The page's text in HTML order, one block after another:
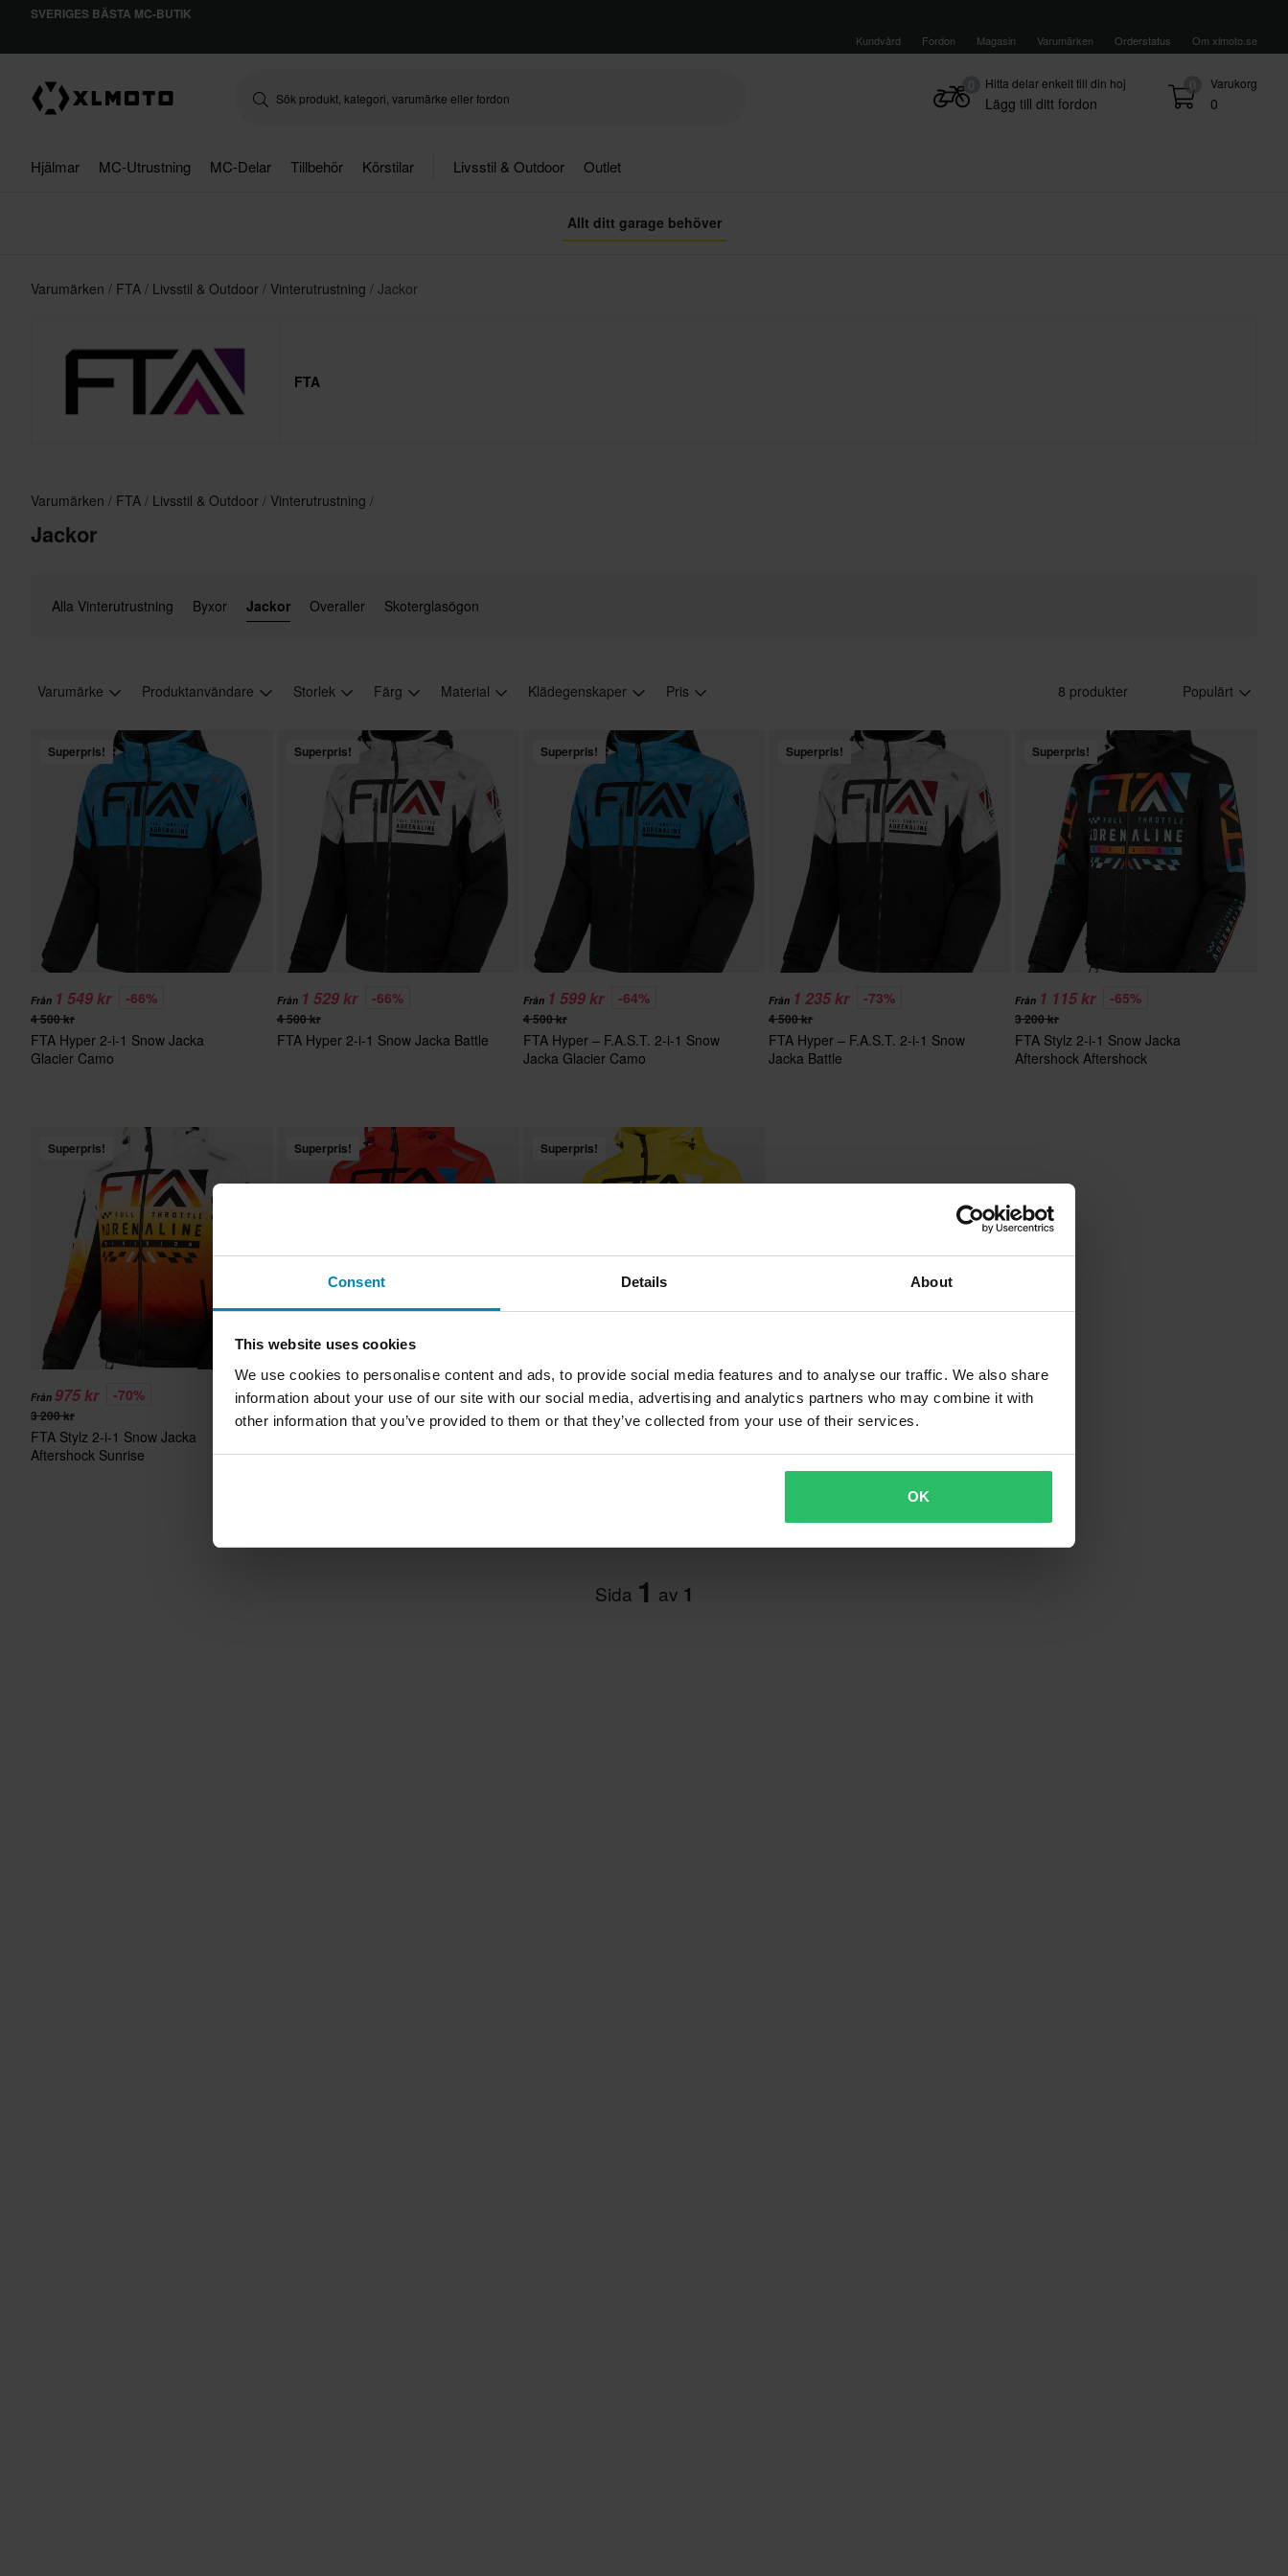
Consent Details About
This website uses cookies
We use cookies to personalise content and ads, to provide social media features and to analyse our traffic. We also share
information about your use of our site with our social media, advertising and analytics partners who may combine it with
other information that you’ve provided to them or that they’ve collected from your use of their services.
OK
SVERIGES BÄSTA MC-BUTIK
Kundvård Fordon Magasin Varumärken Orderstatus Om xlmoto.se
0 Varukorg
0
Hitta delar enkelt till din hoj
Lägg till ditt fordon
Hjälmar MC-Utrustning MC-Delar Tillbehör Körstilar Livsstil & Outdoor Outlet
Allt ditt garage behöver
Varumärken FTA Livsstil & Outdoor Vinterutrustning Jackor
FTA
Varumärken FTA Livsstil & Outdoor Vinterutrustning
Jackor
Alla Vinterutrustning Byxor Jackor Overaller Skoterglasögon
Varumärke Produktanvändare Storlek Färg Material Klädegenskaper Pris 8 produkter Populärt
Superpris!
Från 1 549 kr -66%
4 500 kr
FTA Hyper 2-i-1 Snow Jacka
Glacier Camo
Superpris!
Från 1 529 kr -66%
4 500 kr
FTA Hyper 2-i-1 Snow Jacka Battle
Superpris!
Från 1 599 kr -64%
4 500 kr
FTA Hyper – F.A.S.T. 2-i-1 Snow
Jacka Glacier Camo
Superpris!
Från 1 235 kr -73%
4 500 kr
FTA Hyper – F.A.S.T. 2-i-1 Snow
Jacka Battle
Superpris!
Från 1 115 kr -65%
3 200 kr
FTA Stylz 2-i-1 Snow Jacka
Aftershock Aftershock
Superpris!
Från 975 kr -70%
3 200 kr
FTA Stylz 2-i-1 Snow Jacka
Aftershock Sunrise
Superpris!
1 085 kr -66%
3 200 kr
Aftershock Tetra
Superpris!
1 225 kr -62%
3 200 kr
Aftershock Canary
Sida 1 av 1